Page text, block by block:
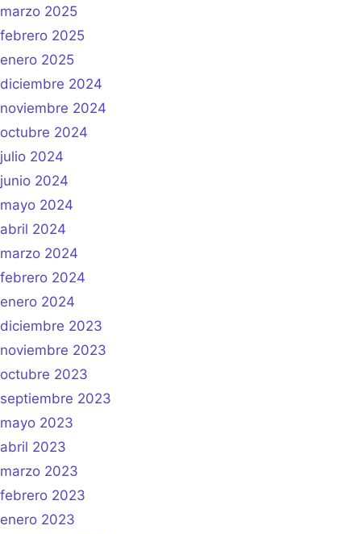
marzo 2025
febrero 2025
enero 2025
diciembre 2024
noviembre 2024
octubre 2024
julio 2024
junio 2024
mayo 2024
abril 2024
marzo 2024
febrero 2024
enero 2024
diciembre 2023
noviembre 2023
octubre 2023
septiembre 2023
mayo 2023
abril 2023
marzo 2023
febrero 2023
enero 2023